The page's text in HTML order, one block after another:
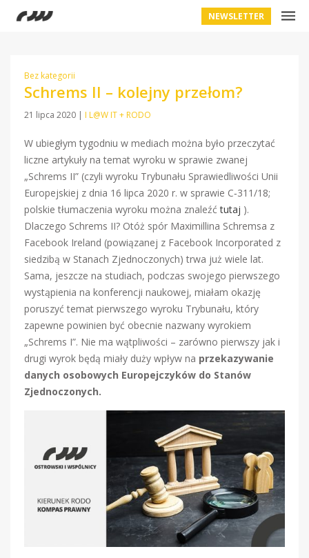
NEWSLETTER
Bez kategorii
Schrems II – kolejny przełom?
21 lipca 2020 | I L@W IT + RODO
W ubiegłym tygodniu w mediach można było przeczytać
liczne artykuły na temat wyroku w sprawie zwanej
„Schrems II” (czyli wyroku Trybunału Sprawiedliwości Unii
Europejskiej z dnia 16 lipca 2020 r. w sprawie C‑311/18;
polskie tłumaczenia wyroku można znaleźćtutaj ).
Dlaczego Schrems II? Otóż spór Maximillina Schremsa z
Facebook Ireland (powiązanej z Facebook Incorporated z
siedzibą w Stanach Zjednoczonych) trwa już wiele lat.
Sama, jeszcze na studiach, podczas swojego pierwszego
wystąpienia na konferencji naukowej, miałam okazję
poruszyć temat pierwszego wyroku Trybunału, który
zapewne powinien być obecnie nazwany wyrokiem
„Schrems I”. Nie ma wątpliwości – zarówno pierwszy jak i
drugi wyrok będą miały duży wpływ na przekazywanie
danych osobowych Europejczyków do Stanów
Zjednoczonych.